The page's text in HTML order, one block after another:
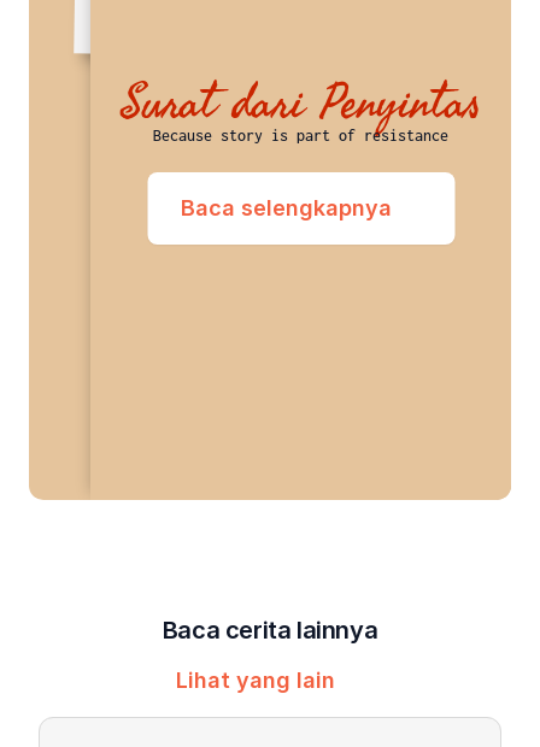
Surat dari Penyintas
Because story is part of resistance
Baca selengkapnya
Baca cerita lainnya
Lihat yang lain